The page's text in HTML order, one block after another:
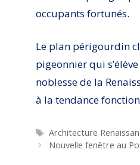
occupants fortunés.
Le plan périgourdin
pigeonnier qui
noblesse de la
à la tendance
Étiquettes
Architecture
Nouvelle fenêtre au